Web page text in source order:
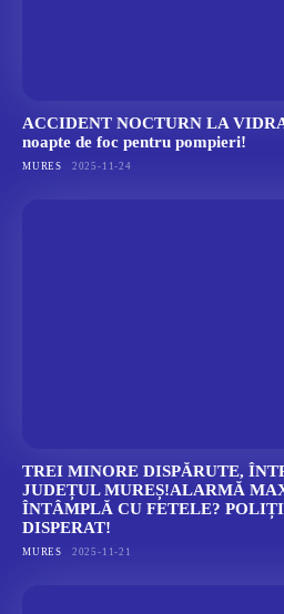
ACCIDENT NOCTURN LA
noapte de foc pentru pompieri!
MURES 2025-11-24
TREI MINORE DISPĂRUTE,
JUDEȚUL MUREȘ!ALARMĂ
ÎNTÂMPLĂ CU FETELE?
DISPERAT!
MURES 2025-11-21